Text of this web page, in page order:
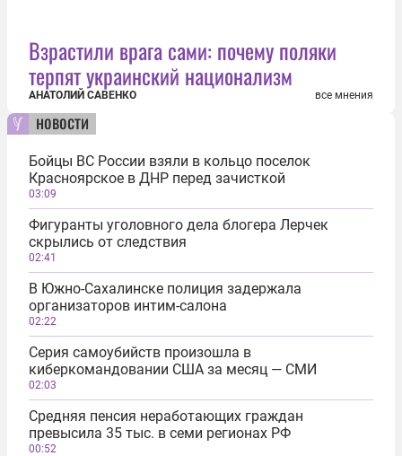
Взрастили врага сами: почему поляки
терпят украинский национализм
АНАТОЛИЙ САВЕНКО все мнения
новости
Бойцы ВС России взяли в кольцо поселок
Красноярское в ДНР перед зачисткой
03:09
Фигуранты уголовного дела блогера Лерчек
скрылись от следствия
02:41
В Южно-Сахалинске полиция задержала
организаторов интим-салона
02:22
Серия самоубийств произошла в
киберкомандовании США за месяц — СМИ
02:03
Средняя пенсия неработающих граждан
превысила 35 тыс. в семи регионах РФ
00:52